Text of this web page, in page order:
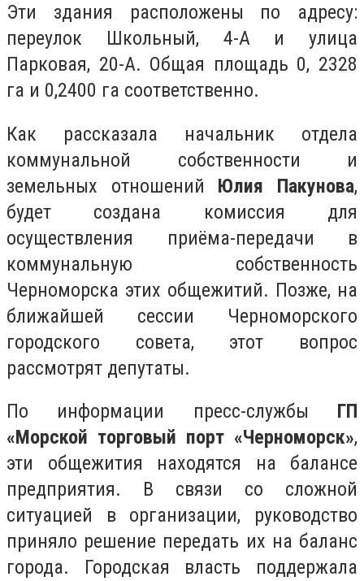
Эти здания расположены по адресу:
переулок Школьный, 4-А и улица
Парковая, 20-А. Общая площадь 0, 2328
га и 0,2400 га соответственно.
Как рассказала начальник отдела
коммунальной собственности и
земельных отношений Юлия Пакунова,
будет создана комиссия для
осуществления приёма-передачи в
коммунальную собственность
Черноморска этих общежитий. Позже, на
ближайшей сессии Черноморского
городского совета, этот вопрос
рассмотрят депутаты.
По информации пресс-службы ГП
«Морской торговый порт «Черноморск»,
эти общежития находятся на балансе
предприятия. В связи со сложной
ситуацией в организации, руководство
приняло решение передать их на баланс
города. Городская власть поддержала